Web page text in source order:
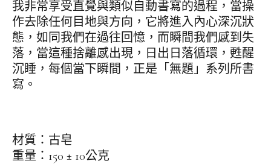
我非常享受直覺與類似自動書寫的過程，當操
作去除任何目地與方向，它將進入內心深沉狀
態，如同我們在過往回憶，而瞬間我們感到失
落，當這種捨離感出現，日出日落循環，甦醒
沉睡，每個當下瞬間，正是「無題」系列所書
寫。
材質：古皂
重量：150 ± 10公克